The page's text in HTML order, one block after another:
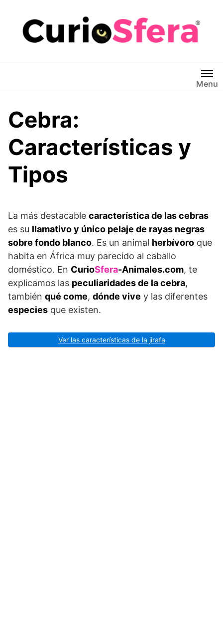
contenido
Menu
Cebra:
Características y
Tipos
La más destacable característica de las cebras
es su llamativo y único pelaje de rayas negras
sobre fondo blanco. Es un animal herbívoro que
habita en África muy parecido al caballo
doméstico. En CurioSfera-Animales.com, te
explicamos las peculiaridades de la cebra,
también qué come, dónde vive y las diferentes
especies que existen.
Ver las características de la jirafa